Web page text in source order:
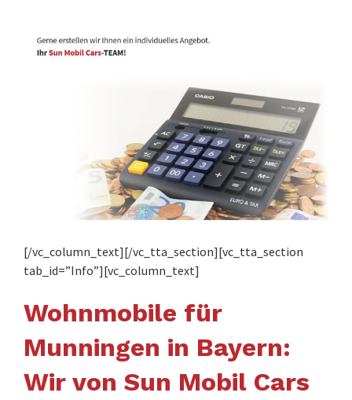
[/vc_column_text][/vc_tta_section][vc_tta_section
tab_id=”Info”][vc_column_text]
Wohnmobile für
Munningen in Bayern:
Wir von Sun Mobil Cars